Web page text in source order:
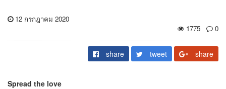
12 กรกฎาคม 2020
1775
0
share tweet share
Spread the love